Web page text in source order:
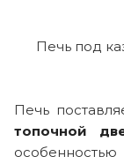
Печь под
Печь
топочной